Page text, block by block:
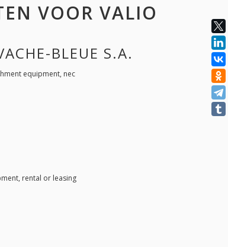
VOOR VALIO
BLEUE S.A.
equipment, nec
rental or leasing